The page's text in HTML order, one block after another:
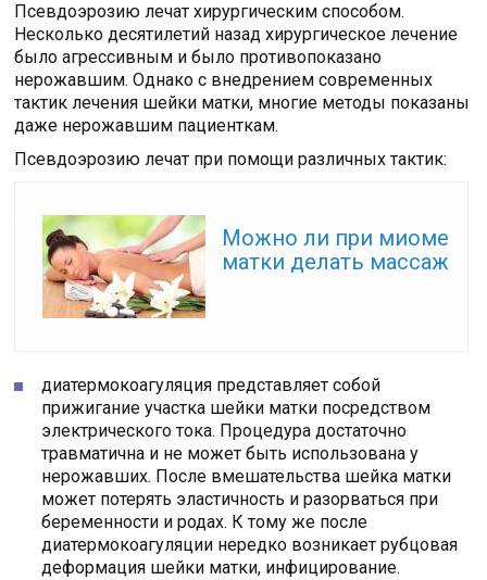
Псевдоэрозию лечат хирургическим способом.
Несколько десятилетий назад хирургическое лечение
было агрессивным и было противопоказано
нерожавшим. Однако с внедрением современных
тактик лечения шейки матки, многие методы показаны
даже нерожавшим пациенткам.
Псевдоэрозию лечат при помощи различных тактик:
Можно ли при миоме
матки делать массаж
диатермокоагуляция представляет собой
прижигание участка шейки матки посредством
электрического тока. Процедура достаточно
травматична и не может быть использована у
нерожавших. После вмешательства шейка матки
может потерять эластичность и разорваться при
беременности и родах. К тому же после
диатермокоагуляции нередко возникает рубцовая
деформация шейки матки, инфицирование.